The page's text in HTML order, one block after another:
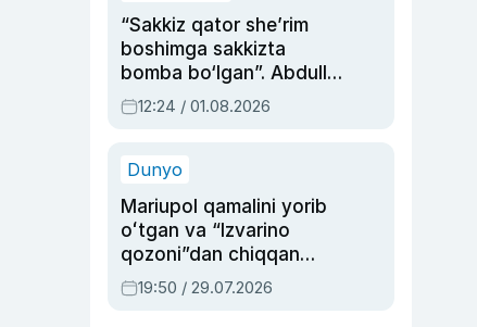
“Sakkiz qator she’rim
boshimga sakkizta
bomba bo‘lgan”. Abdulla
Oripovni siyosiy
ayblovlardan asrab
12:24 / 01.08.2026
Dunyo
Mariupol qamalini yorib
oʻtgan va “Izvarino
qozoni”dan chiqqan
qahramon — Ukraina
armiyasi bosh
19:50 / 29.07.2026